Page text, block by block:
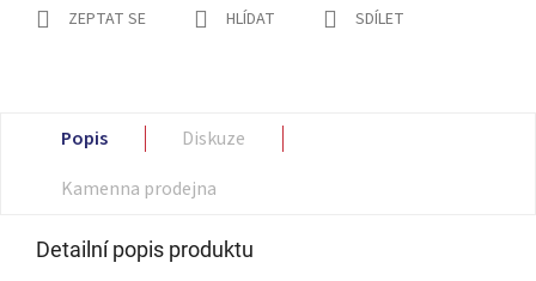
ZEPTAT SE HLÍDAT SDÍLET
Popis
Diskuze
Kamenna prodejna
Detailní popis produktu